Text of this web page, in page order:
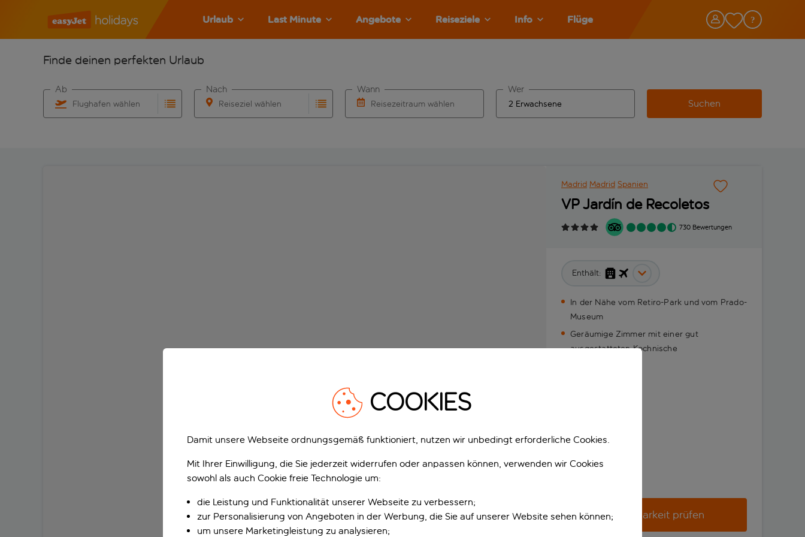
Urlaub Last Minute Angebote Reiseziele Info Flüge
Finde deinen perfekten Urlaub
Flughafen wählen
Ab
Reiseziel wählen
Nach
Reisezeitraum wählen
Wann Wer
Suchen
Madrid Madrid Spanien
VP Jardín de Recoletos
730 Bewertungen
Enthält:
In der Nähe vom Retiro-Park und vom Prado-
Museum
Geräumige Zimmer mit einer gut
ausgestatteten Kochnische
Verfügbarkeit prüfen
COOKIES
Damit unsere Webseite ordnungsgemäß funktioniert, nutzen wir unbedingt erforderliche Cookies.
Mit Ihrer Einwilligung, die Sie jederzeit widerrufen oder anpassen können, verwenden wir Cookies
sowohl als auch Cookie freie Technologie um:
die Leistung und Funktionalität unserer Webseite zu verbessern;
zur Personalisierung von Angeboten in der Werbung, die Sie auf unserer Website sehen können;
um unsere Marketingleistung zu analysieren;